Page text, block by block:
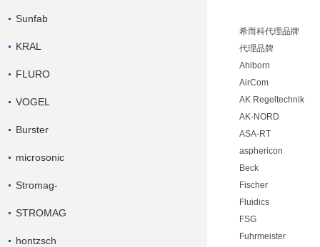
Sunfab
KRAL
FLURO
VOGEL
Burster
microsonic
Stromag-
STROMAG
hontzsch
希而科代理品牌
代理品牌
Ahlborn
AirCom
AK Regeltechnik
AK-NORD
ASA-RT
asphericon
Beck
Fischer
Fluidics
FSG
Fuhrmeister